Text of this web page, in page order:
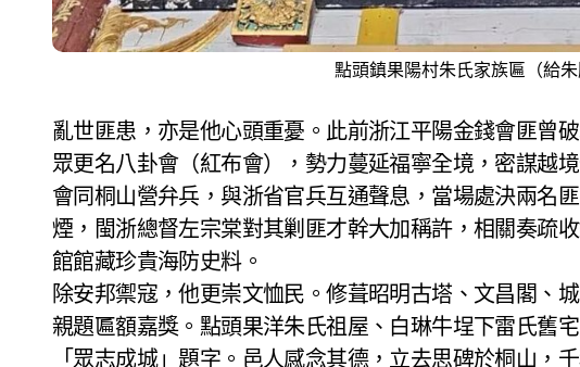
點頭鎮果陽村朱氏家族匾（給朱
亂世匪患，亦是他心頭重憂。此前浙江平陽金錢會匪曾
眾更名八卦會（紅布會），勢力蔓延福寧全境，密謀越
會同桐山營弁兵，與浙省官兵互通聲息，當場處決兩名
煙，閩浙總督左宗棠對其剿匪才幹大加稱許，相關奏疏
館館藏珍貴海防史料。
除安邦禦寇，他更崇文恤民。修葺昭明古塔、文昌閣、
親題匾額嘉獎。點頭果洋朱氏祖屋、白琳牛埕下雷氏舊
「眾志成城」題字。邑人感念其德，立去思碑於桐山，